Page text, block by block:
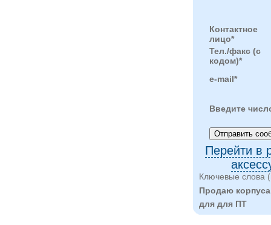
Контактное
лицо*
Тел./факс (с
кодом)*
e-mail*
Введите
Перейти в
Ключевые слова
Продаю
для для ПТ